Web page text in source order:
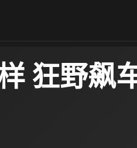
狂野飙